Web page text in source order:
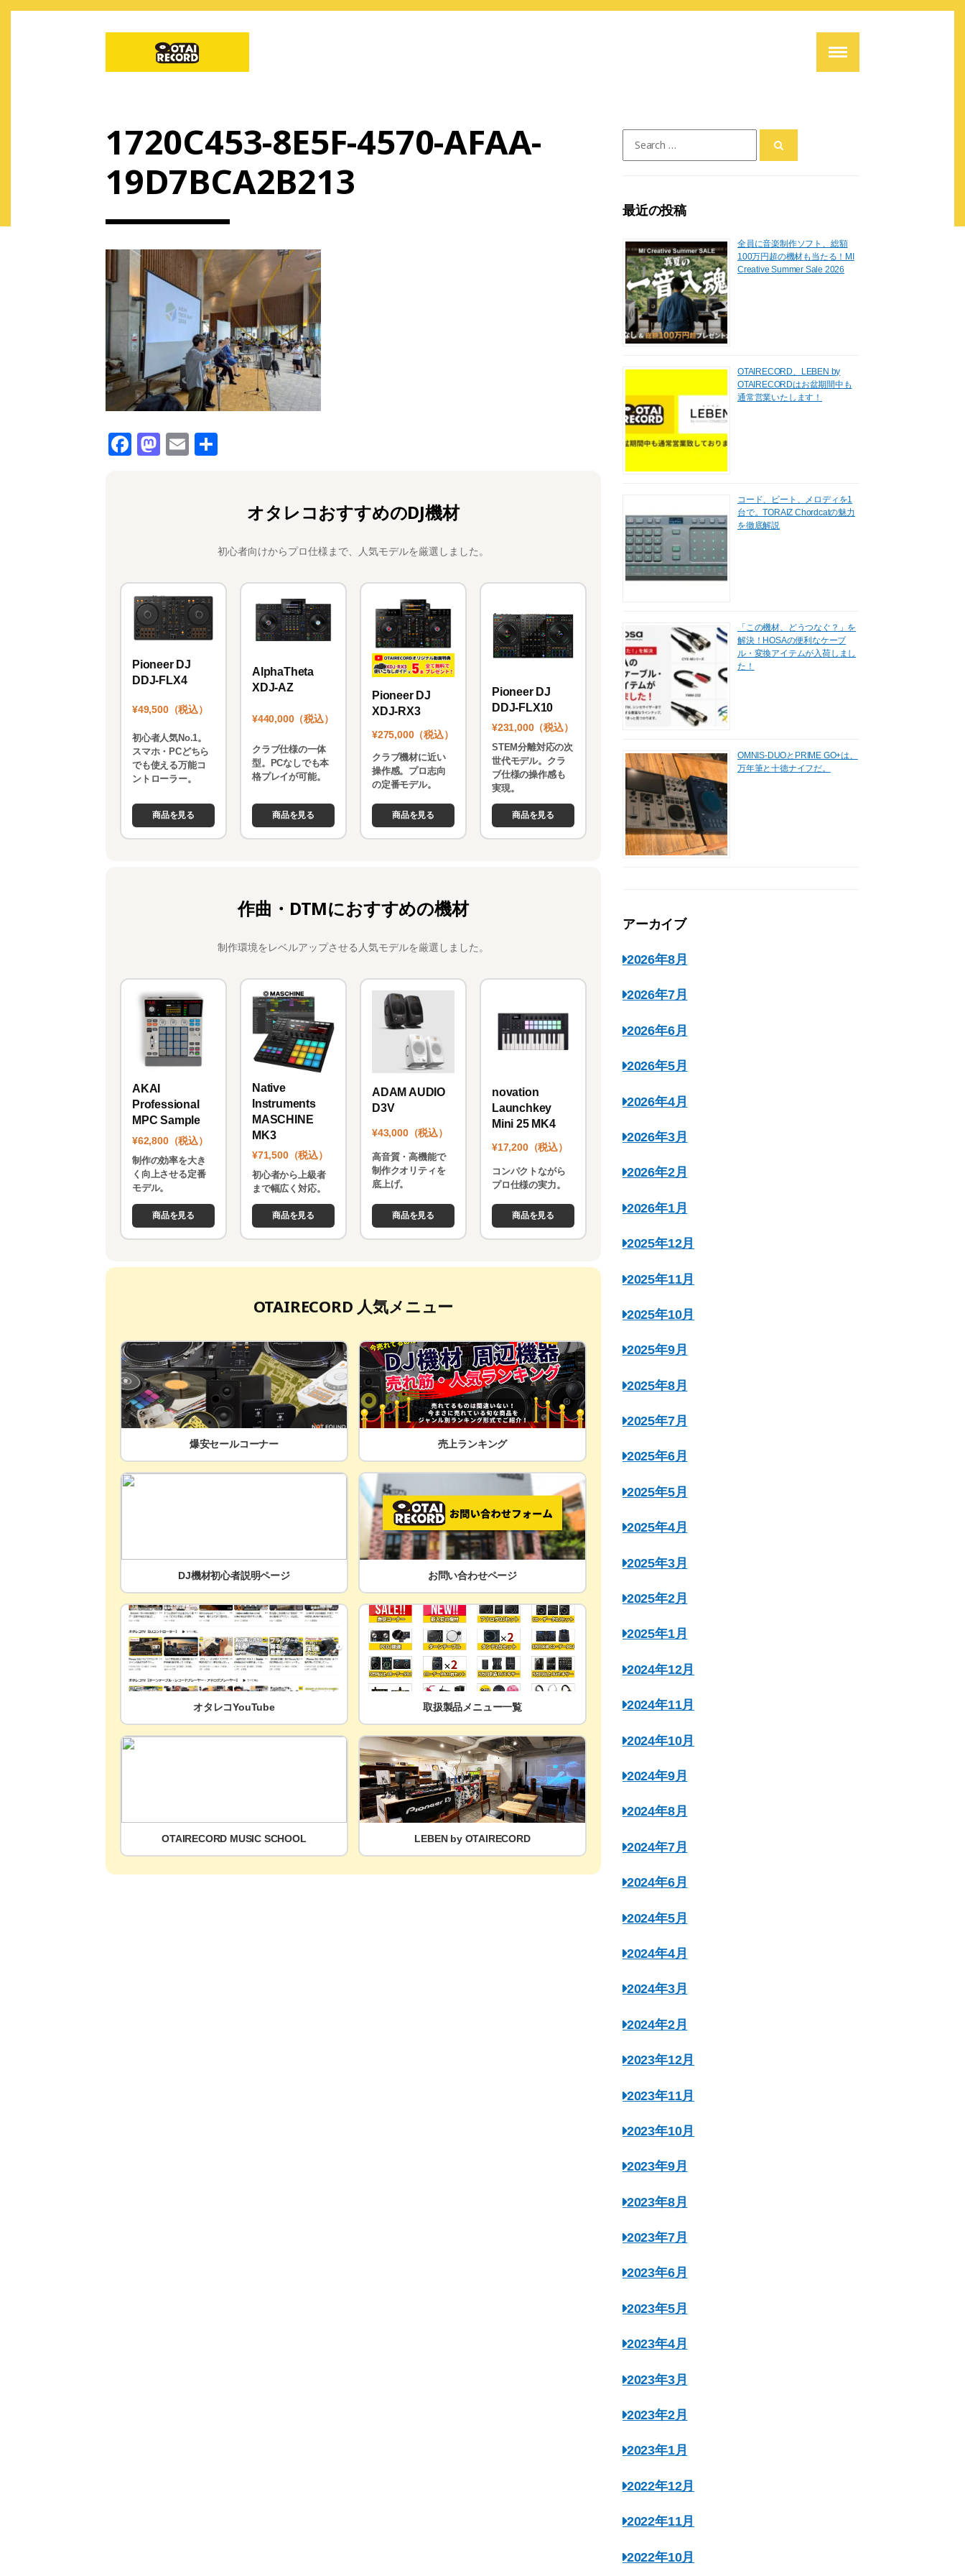
1720C453-8E5F-4570-AFAA-
19D7BCA2B213
F
o
k
M
n
E
オタレコおすすめのDJ機材
初心者向けからプロ仕様まで、人気モデルを厳選しました。
Pioneer DJ
DDJ-FLX4
¥49,500（税込）
初心者人気No.1。
スマホ・PCどちら
でも使える万能コ
ントローラー。
商品を見る
AlphaTheta
XDJ-AZ
¥440,000（税込）
クラブ仕様の一体
型。PCなしでも本
格プレイが可能。
商品を見る
Pioneer DJ
XDJ-RX3
¥275,000（税込）
クラブ機材に近い
操作感。プロ志向
の定番モデル。
商品を見る
Pioneer DJ
DDJ-FLX10
¥231,000（税込）
STEM分離対応の次
世代モデル。クラ
ブ仕様の操作感も
実現。
商品を見る
作曲・DTMにおすすめの機材
制作環境をレベルアップさせる人気モデルを厳選しました。
AKAI
Professional
MPC Sample
¥62,800（税込）
制作の効率を大き
く向上させる定番
モデル。
商品を見る
Native
Instruments
MASCHINE
MK3
¥71,500（税込）
初心者から上級者
まで幅広く対応。
商品を見る
ADAM AUDIO
D3V
¥43,000（税込）
高音質・高機能で
制作クオリティを
底上げ。
商品を見る
novation
Launchkey
Mini 25 MK4
¥17,200（税込）
コンパクトながら
プロ仕様の実力。
商品を見る
OTAIRECORD 人気メニュー
爆安セールコーナー 売上ランキング
DJ機材初心者説明ページ お問い合わせページ
オタレコYouTube 取扱製品メニュー一覧
OTAIRECORD MUSIC SCHOOL LEBEN by OTAIRECORD
for:
最近の投稿
全員に音楽制作ソフト、総額
100万円超の機材も当たる！MI
Creative Summer Sale 2026
OTAIRECORD、LEBEN by
OTAIRECORDはお盆期間中も
通常営業いたします！
コード、ビート、メロディを1
台で。TORAIZ Chordcatの魅力
を徹底解説
「この機材、どうつなぐ？」を
解決！HOSAの便利なケーブ
ル・変換アイテムが入荷しまし
た！
OMNIS-DUOとPRIME GO+は、
万年筆と十徳ナイフだ。
アーカイブ
2026年8月
2026年7月
2026年6月
2026年5月
2026年4月
2026年3月
2026年2月
2026年1月
2025年12月
2025年11月
2025年10月
2025年9月
2025年8月
2025年7月
2025年6月
2025年5月
2025年4月
2025年3月
2025年2月
2025年1月
2024年12月
2024年11月
2024年10月
2024年9月
2024年8月
2024年7月
2024年6月
2024年5月
2024年4月
2024年3月
2024年2月
2023年12月
2023年11月
2023年10月
2023年9月
2023年8月
2023年7月
2023年6月
2023年5月
2023年4月
2023年3月
2023年2月
2023年1月
2022年12月
2022年11月
2022年10月